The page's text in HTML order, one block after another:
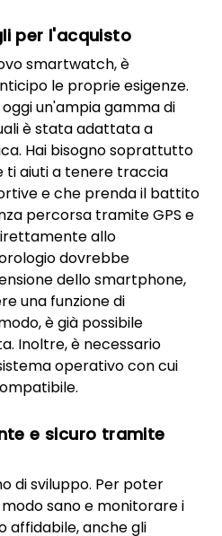
per l'acquisto
smartwatch, è
le proprie esigenze.
un'ampia gamma di
è stata adattata a
Hai bisogno soprattutto
ti aiuti a tenere traccia
e che prenda il battito
percorsa tramite GPS e
allo
dovrebbe
dello smartphone,
una funzione di
è già possibile
Inoltre, è necessario
operativo con cui
e sicuro tramite
di sviluppo. Per poter
sano e monitorare i
affidabile, anche gli